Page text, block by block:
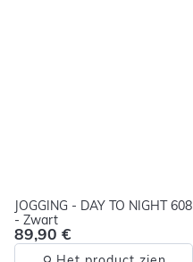
JOGGING - DAY TO NIGHT 608
- Zwart
89,90 €